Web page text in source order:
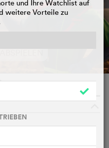
grossen Träumen,
und Ihre Watchlist auf
weitere Vorteile zu